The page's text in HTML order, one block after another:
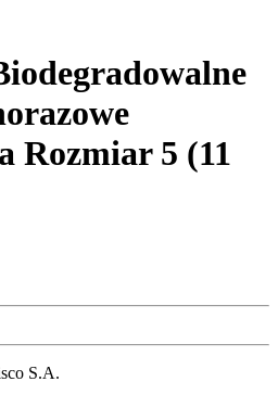
Rozmiar 5 (11
S.A.